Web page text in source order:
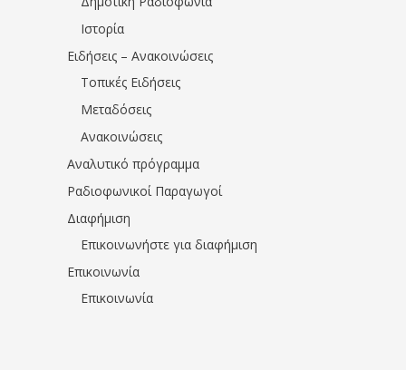
Ιστορία
Ειδήσεις – Ανακοινώσεις
Τοπικές Ειδήσεις
Μεταδόσεις
Ανακοινώσεις
Αναλυτικό πρόγραμμα
Ραδιοφωνικοί Παραγωγοί
Διαφήμιση
Επικοινωνήστε για διαφήμιση
Επικοινωνία
Επικοινωνία